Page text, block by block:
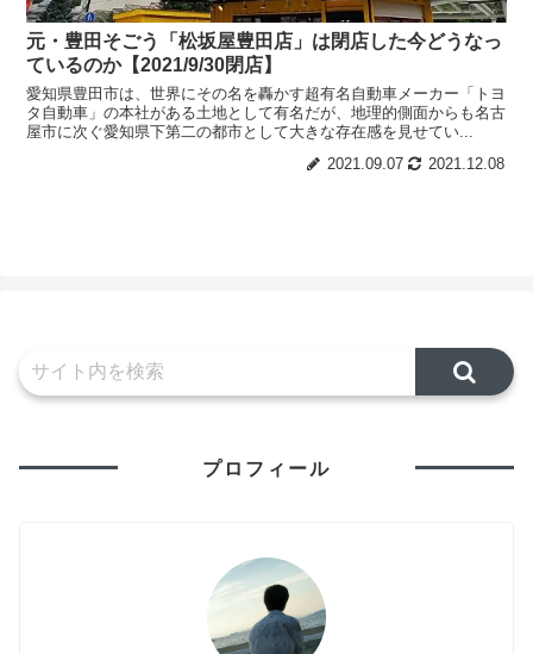
元・豊田そごう「松坂屋豊田店」は閉店した今どうなっ
ているのか【2021/9/30閉店】
愛知県豊田市は、世界にその名を轟かす超有名自動車メーカー「トヨ
タ自動車」の本社がある土地として有名だが、地理的側面からも名古
屋市に次ぐ愛知県下第二の都市として大きな存在感を見せてい...
2021.09.07
2021.12.08
プロフィール